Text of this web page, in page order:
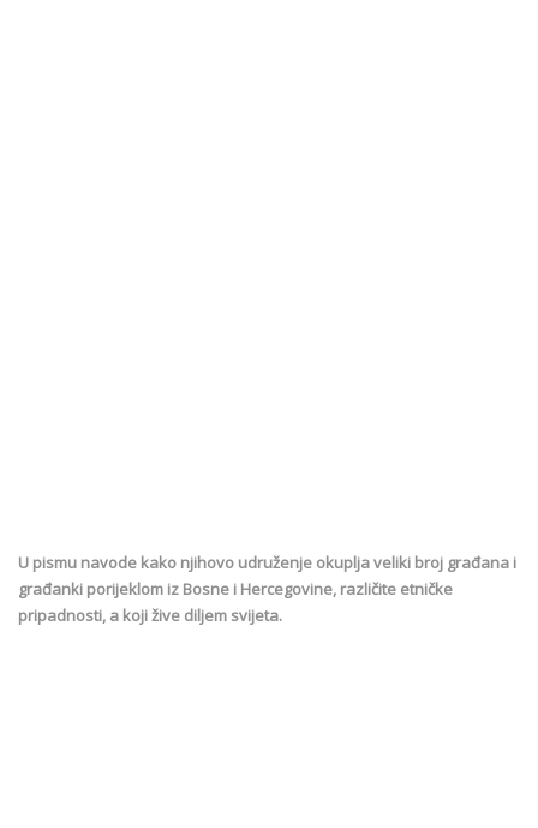
U pismu navode kako njihovo udruženje okuplja veliki broj građana i
građanki porijeklom iz Bosne i Hercegovine, različite etničke
pripadnosti, a koji žive diljem svijeta.